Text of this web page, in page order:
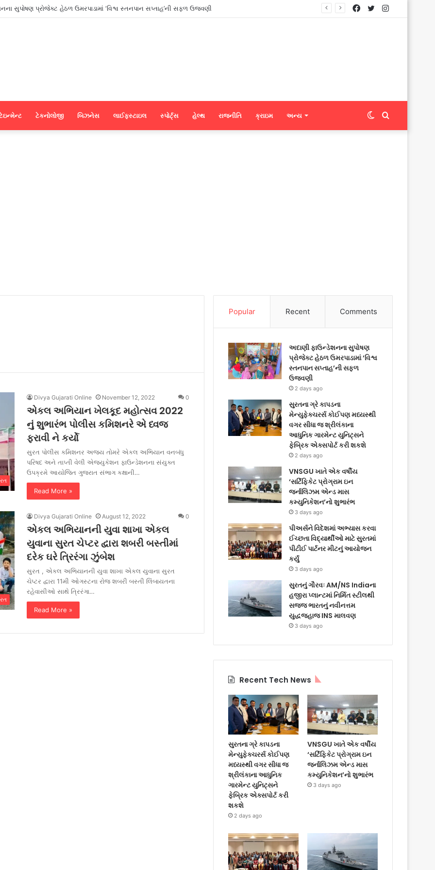
મેન્યુફેક્ચરર્સ કોઈપણ મધ્યસ્થી વગર સીધા જ શ્રીલંકાના આધુનિક ગારમેન્ટ યુનિટ્સને ફેબ્રિક એક્સપોર્ટ કરી શકશે Instagram
Twitter
Facebook
ટેકનોલોજી બિઝનેસ લાઈફસ્ટાઇલ સ્પોર્ટ્સ હેલ્થ રાજનીતિ ક્રાઇમ અન્ય Search
Switch
Divya Gujarati Online November 12, 2022 0
એકલ અભિયાન ખેલકૂદ મહોત્સવ 2022
નું શુભારંભ પોલીસ કમિશનરે એ ધ્વજ
ફરાવી ને કર્યો
સુરત પોલીસ કમિશનર અજય તોમરે એકલ અભિયાન વનબંધુ
પરિષદ અને તાપ્તી વેલી એજ્યુકેશન ફાઉન્ડેશનના સંયુક્ત
ઉપક્રમે આયોજિત ગુજરાત સંભાગ કક્ષાની…
Read More »
Divya Gujarati Online August 12, 2022 0
એકલ અભિયાનની યુવા શાખા એકલ
યુવાના સુરત ચેપ્ટર દ્વારા શબરી બસ્તીમાં
દરેક ઘરે ત્રિરંગા ઝુંબેશ
સુરત , એકલ અભિયાનની યુવા શાખા એકલ યુવાના સુરત
ચેપ્ટર દ્વારા 11મી ઓગસ્ટના રોજ શબરી બસ્તી લિંબાયતના
રહેવાસીઓ સાથે ત્રિરંગા…
Read More »
Popular Recent Comments
અદાણી ફાઉન્ડેશનના સુપોષણ
પ્રોજેક્ટ હેઠળ ઉમરપાડામાં ‘વિશ્વ
સ્તનપાન સપ્તાહ’ની સફળ
ઉજવણી
2 days ago
સુરતના ગ્રે કાપડના
મેન્યુફેક્ચરર્સ કોઈપણ મધ્યસ્થી
વગર સીધા જ શ્રીલંકાના
આધુનિક ગારમેન્ટ યુનિટ્સને
ફેબ્રિક એક્સપોર્ટ કરી શકશે
2 days ago
VNSGU ખાતે એક વર્ષીય
‘સર્ટિફિકેટ પ્રોગ્રામ ઇન
જર્નાલિઝમ એન્ડ માસ
કમ્યુનિકેશન’નો શુભારંભ
3 days ago
પીઅર્સને વિદેશમાં અભ્યાસ કરવા
ઈચ્છતા વિદ્યાર્થીઓ માટે સુરતમાં
પીટીઈ પાર્ટનર મીટનું આયોજન
કર્યું
3 days ago
સુરતનું ગૌરવઃ AM/NS Indiaના
હજીરા પ્લાન્ટમાં નિર્મિત સ્ટીલથી
સજ્જ ભારતનું નવીનત્તમ
યુદ્ધજહાજ INS માલવણ
3 days ago
Recent Tech News
સુરતના ગ્રે કાપડના
મેન્યુફેક્ચરર્સ કોઈપણ
મધ્યસ્થી વગર સીધા જ
શ્રીલંકાના આધુનિક
ગારમેન્ટ યુનિટ્સને
ફેબ્રિક એક્સપોર્ટ કરી
શકશે
2 days ago
VNSGU ખાતે એક વર્ષીય
‘સર્ટિફિકેટ પ્રોગ્રામ ઇન
જર્નાલિઝમ એન્ડ માસ
કમ્યુનિકેશન’નો શુભારંભ
3 days ago